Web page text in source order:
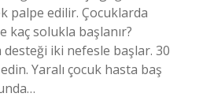
palpe edilir. Çocuklarda
kaç solukla başlanır?
iki nefesle başlar. 30
Yaralı çocuk hasta baş